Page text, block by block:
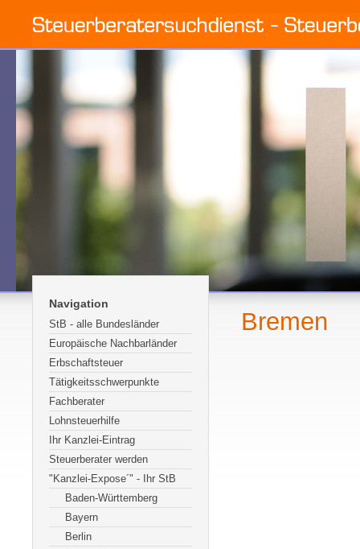
Navigation
StB - alle Bundesländer
Europäische Nachbarländer
Erbschaftsteuer
Tätigkeitsschwerpunkte
Fachberater
Lohnsteuerhilfe
Ihr Kanzlei-Eintrag
Steuerberater werden
"Kanzlei-Expose´" - Ihr StB
Baden-Württemberg
Bayern
Berlin
Bremen